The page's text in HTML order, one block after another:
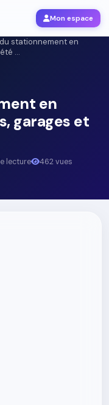
Mon espace
stationnement en
...
en
garages et
lecture
462 vues